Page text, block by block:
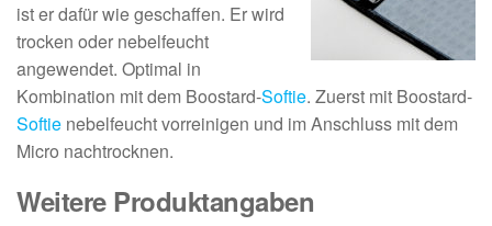
ist er dafür wie geschaffen. Er wird
trocken oder nebelfeucht
angewendet. Optimal in
Kombination mit dem Boostard-Softie. Zuerst mit Boostard-
Softie nebelfeucht vorreinigen und im Anschluss mit dem
Micro nachtrocknen.
Weitere Produktangaben